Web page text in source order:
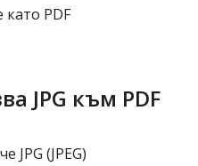
PDF
JPG към PDF
JPG (JPEG)